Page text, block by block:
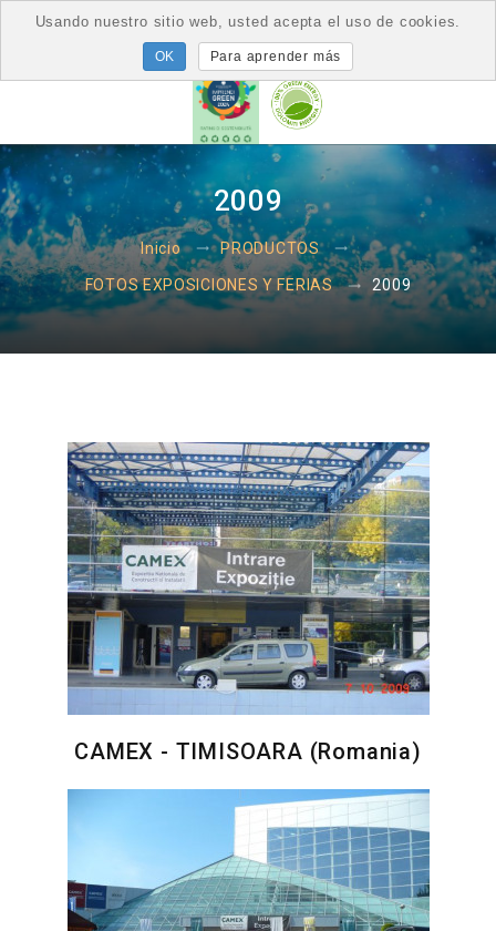
2009
Inicio PRODUCTOS
FOTOS EXPOSICIONES Y FERIAS 2009
CAMEX - TIMISOARA (Romania)
Usando nuestro sitio web, usted acepta el uso de cookies.
Para aprender más